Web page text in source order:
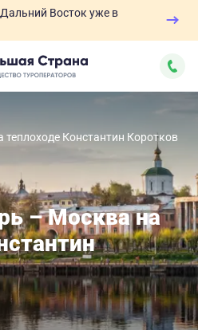
Восток уже в
Константин Коротков
– Москва на